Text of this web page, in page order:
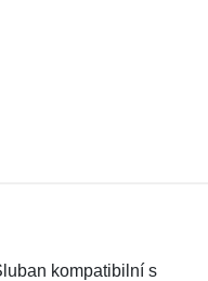
kompatibilní s